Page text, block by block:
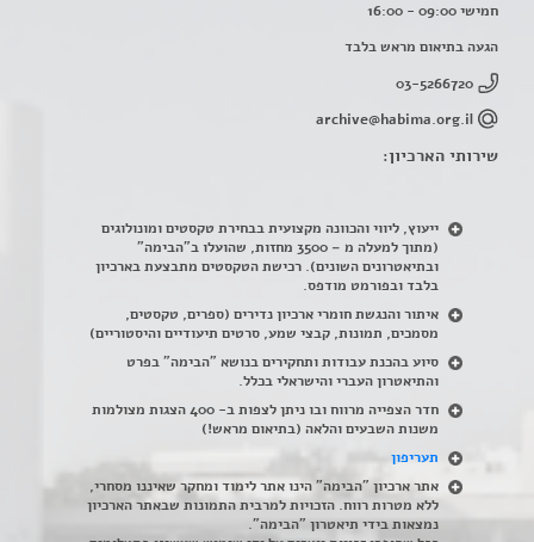
חמישי 09:00 - 16:00
הגעה בתיאום מראש בלבד
03-5266720
archive@habima.org.il
שירותי הארכיון:
ייעוץ, ליווי והכוונה מקצועית בבחירת טקסטים ומונולוגים
(מתוך למעלה מ – 3500 מחזות, שהועלו ב"הבימה"
ובתיאטרונים השונים). רכישת הטקסטים מתבצעת בארכיון
בלבד ובפורמט מודפס.
איתור והנגשת חומרי ארכיון נדירים (ספרים, טקסטים,
מסמכים, תמונות, קבצי שמע, סרטים תיעודיים והיסטוריים)
סיוע בהכנת עבודות ותחקירים בנושא "הבימה" בפרט
והתיאטרון העברי והישראלי בכלל.
חדר הצפייה מרווח ובו ניתן לצפות ב- 400 הצגות מצולמות
משנות השבעים והלאה (בתיאום מראש!)
תעריפון
אתר ארכיון "הבימה" הינו אתר לימוד ומחקר שאיננו מסחרי,
ללא מטרות רווח. הזכויות למרבית התמונות שבאתר הארכיון
נמצאות בידי תיאטרון "הבימה".